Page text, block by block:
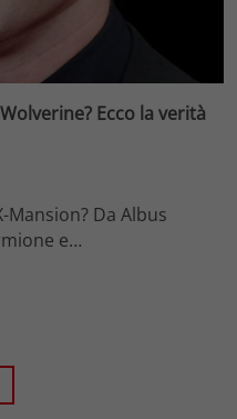
Ecco la verità
Mansion? Da Albus
e…